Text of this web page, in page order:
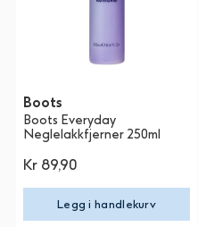
Boots
Boots Everyday
Neglelakkfjerner 250ml
Kr 89,90
Legg i handlekurv